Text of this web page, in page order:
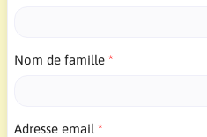
Nom de famille
Adresse email